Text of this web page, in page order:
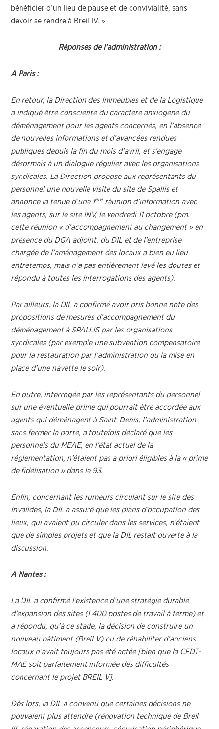
bénéficier d’un lieu de pause et de convivialité, sans
devoir se rendre à Breil IV. »
Réponses de l’administration :
A Paris :
En retour, la Direction des Immeubles et de la Logistique
a indiqué être consciente du caractère anxiogène du
déménagement pour les agents concernés, en l’absence
de nouvelles informations et d’avancées rendues
publiques depuis la fin du mois d’avril, et s’engage
désormais à un dialogue régulier avec les organisations
syndicales. La Direction propose aux représentants du
personnel une nouvelle visite du site de Spallis et
annonce la tenue d’une 1èreréunion d’information avec
les agents, sur le site INV, le vendredi 11 octobre (pm.
cette réunion « d’accompagnement au changement » en
présence du DGA adjoint, du DIL et de l’entreprise
chargée de l’aménagement des locaux a bien eu lieu
entretemps, mais n’a pas entièrement levé les doutes et
répondu à toutes les interrogations des agents).
Par ailleurs, la DIL a confirmé avoir pris bonne note des
propositions de mesures d’accompagnement du
déménagement à SPALLIS par les organisations
syndicales (par exemple une subvention compensatoire
pour la restauration par l’administration ou la mise en
place d’une navette le soir).
En outre, interrogée par les représentants du personnel
sur une éventuelle prime qui pourrait être accordée aux
agents qui déménagent à Saint-Denis, l’administration,
sans fermer la porte, a toutefois déclaré que les
personnels du MEAE, en l’état actuel de la
réglementation, n’étaient pas a priori éligibles à la « prime
de fidélisation » dans le 93.
Enfin, concernant les rumeurs circulant sur le site des
Invalides, la DIL a assuré que les plans d’occupation des
lieux, qui avaient pu circuler dans les services, n’étaient
que de simples projets et que la DIL restait ouverte à la
discussion.
A Nantes :
La DIL a confirmé l’existence d’une stratégie durable
d’expansion des sites (1 400 postes de travail à terme) et
a répondu, qu’à ce stade, la décision de construire un
nouveau bâtiment (Breil V) ou de réhabiliter d’anciens
locaux n’avait toujours pas été actée [bien que la CFDT-
MAE soit parfaitement informée des difficultés
concernant le projet BREIL V].
Dès lors, la DIL a convenu que certaines décisions ne
pouvaient plus attendre (rénovation technique de Breil